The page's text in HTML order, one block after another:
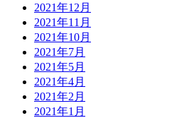
2021年12月
2021年11月
2021年10月
2021年7月
2021年5月
2021年4月
2021年2月
2021年1月